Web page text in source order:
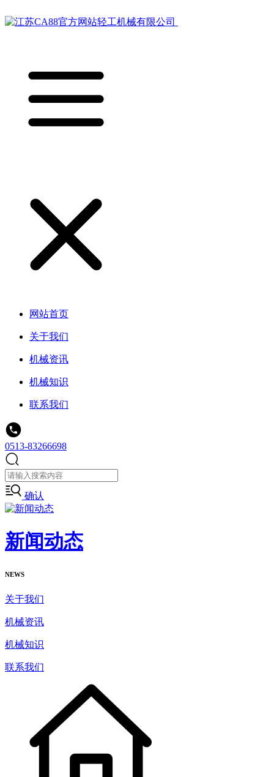
网站首页
关于我们
机械资讯
机械知识
联系我们
0513-83266698
确认
新闻动态
NEWS
关于我们
机械资讯
机械知识
联系我们